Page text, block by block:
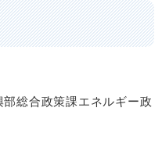
部総合政策課エネルギー政